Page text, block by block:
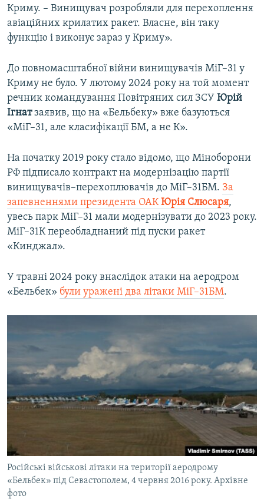
Криму. – Винищувач розробляли для перехоплення
авіаційних крилатих ракет. Власне, він таку
функцію і виконує зараз у Криму».
До повномасштабної війни винищувачів МіГ–31 у
Криму не було. У лютому 2024 року на той момент
речник командування Повітряних сил ЗСУ Юрій
Ігнатзаявив, що на «Бельбеку» вже базуються
«МіГ–31, але класифікації БМ, а не К».
На початку 2019 року стало відомо, що Міноборони
РФ підписало контракт на модернізацію партії
винищувачів–перехоплювачів до МіГ–31БМ. За
запевненнями президента ОАКЮрія Слюсаря,
увесь парк МіГ–31 мали модернізувати до 2023 року.
МіГ–31К переобладнаний під пуски ракет
«Кинджал».
У травні 2024 року внаслідок атаки на аеродром
«Бельбек» були уражені два літаки МіГ–31БМ.
Російські військові літаки на території аеродрому
«Бельбек» під Севастополем, 4 червня 2016 року. Архівне
фото